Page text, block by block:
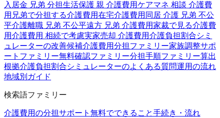
入居金 兄弟 分担生活保護 親 介護費用ケアマネ 相談 介護費
用 兄弟で分担する介護費用在宅介護費用 同居 介護 兄弟 不公
平介護離職 兄弟 不公平遠方 兄弟 介護費用家裁で見る介護費
用介護費用 相続で考慮実家売却 介護費用介護負担割合シミ
ュレーターの改善候補介護費用分担ファミリー家族調整サポ
ートファミリー無料確認ファミリー分担手順ファミリー算出
根拠介護負担割合シミュレーターのよくある質問運用の流れ
地域別ガイド
検索語ファミリー
介護費用の分担サポート 無料でできること手続き・流れ